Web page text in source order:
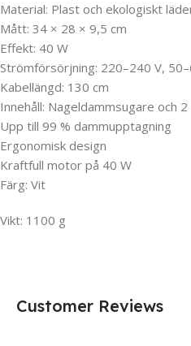
Material: Plast och ekologiskt
Mått: 34 × 28 × 9,5 cm
Effekt: 40 W
Strömförsörjning: 220–240 V,
Kabellängd: 130 cm
Innehåll: Nageldammsugare och
Upp till 99 % dammupptagning
Ergonomisk design
Kraftfull motor på 40 W
Färg: Vit
Vikt: 1100 g
Customer Reviews